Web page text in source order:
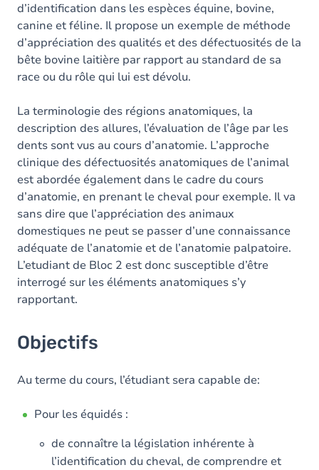
d’identification dans les espèces équine, bovine,
canine et féline. Il propose un exemple de méthode
d’appréciation des qualités et des défectuosités de la
bête bovine laitière par rapport au standard de sa
race ou du rôle qui lui est dévolu.
La terminologie des régions anatomiques, la
description des allures, l’évaluation de l’âge par les
dents sont vus au cours d’anatomie. L’approche
clinique des défectuosités anatomiques de l’animal
est abordée également dans le cadre du cours
d’anatomie, en prenant le cheval pour exemple. Il va
sans dire que l’appréciation des animaux
domestiques ne peut se passer d’une connaissance
adéquate de l’anatomie et de l’anatomie palpatoire.
L’etudiant de Bloc 2 est donc susceptible d’être
interrogé sur les éléments anatomiques s’y
rapportant.
Objectifs
Au terme du cours, l’étudiant sera capable de:
Pour les équidés :
de connaître la législation inhérente à
l’identification du cheval, de comprendre et